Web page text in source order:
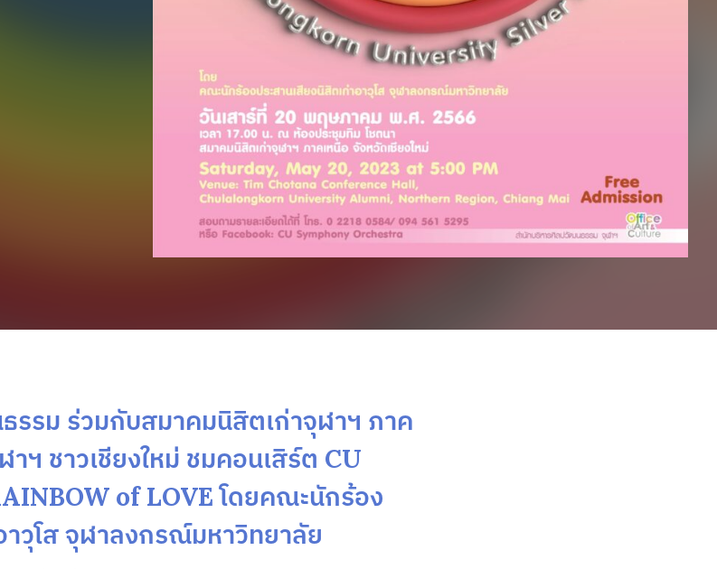
รม ร่วมกับสมาคมนิสิตเก่าจุฬาฯ ภาค
ฯ ชาวเชียงใหม่ ชมคอนเสิร์ต CU
of LOVE โดยคณะนักร้อง
าวุโส จุฬาลงกรณ์มหาวิทยาลัย